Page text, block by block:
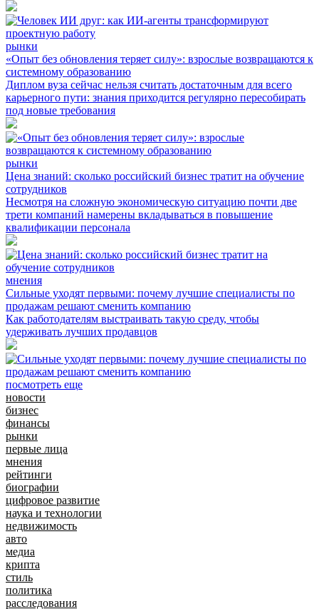
рынки
«Опыт без обновления теряет силу»: взрослые возвращаются к
системному образованию
Диплом вуза сейчас нельзя считать достаточным для всего
карьерного пути: знания приходится регулярно пересобирать
под новые требования
рынки
Цена знаний: сколько российский бизнес тратит на обучение
сотрудников
Несмотря на сложную экономическую ситуацию почти две
трети компаний намерены вкладываться в повышение
квалификации персонала
мнения
Сильные уходят первыми: почему лучшие специалисты по
продажам решают сменить компанию
Как работодателям выстраивать такую среду, чтобы
удерживать лучших продавцов
посмотреть еще
новости
бизнес
финансы
рынки
первые лица
мнения
рейтинги
биографии
цифровое развитие
наука и технологии
недвижимость
авто
медиа
крипта
стиль
политика
расследования